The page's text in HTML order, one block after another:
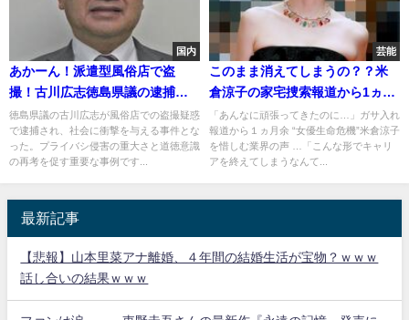
国内
あかーん！派遣型風俗店で盗
撮！古川広志徳島県議の逮捕に
迫る真相
徳島県議の古川広志が風俗店での盗撮疑惑
で逮捕され、社会に衝撃を与える事件とな
った。プライバシ侵害の重大さと道徳意識
の再考を促す重要な事例です...
芸能
このまま消えてしまうの？？米
倉涼子の家宅捜索報道から1ヵ
月、「ドクターX」新構想破談
「あんなに頑張ってきたのに…」ガサ入れ
報道から１ヵ月余 “女優生命危機”米倉涼子
を惜しむ業界の声 …「こんな形でキャリ
アを終えてしまうなんて...
最新記事
【悲報】山本里菜アナ離婚、４年間の結婚生活が宝物？ｗｗｗ
話し合いの結果ｗｗｗ